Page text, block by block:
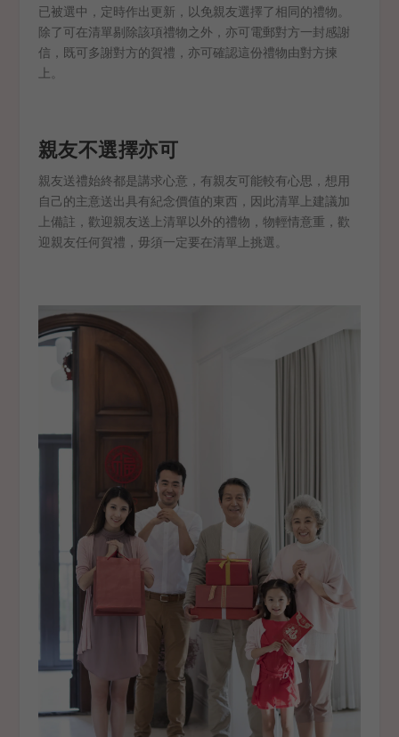
已被選中，定時作出更新，以免親友選擇了相同的禮物。
除了可在清單剔除該項禮物之外，亦可電郵對方一封感謝
信，既可多謝對方的賀禮，亦可確認這份禮物由對方揀
上。
親友不選擇亦可
親友送禮始終都是講求心意，有親友可能較有心思，想用
自己的主意送出具有紀念價值的東西，因此清單上建議加
上備註，歡迎親友送上清單以外的禮物，物輕情意重，歡
迎親友任何賀禮，毋須一定要在清單上挑選。